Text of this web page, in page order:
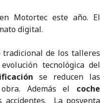
Motortec este año. El
digital.
de los talleres
tecnológica del
se reducen las
Además el coche
accidentes. La posventa